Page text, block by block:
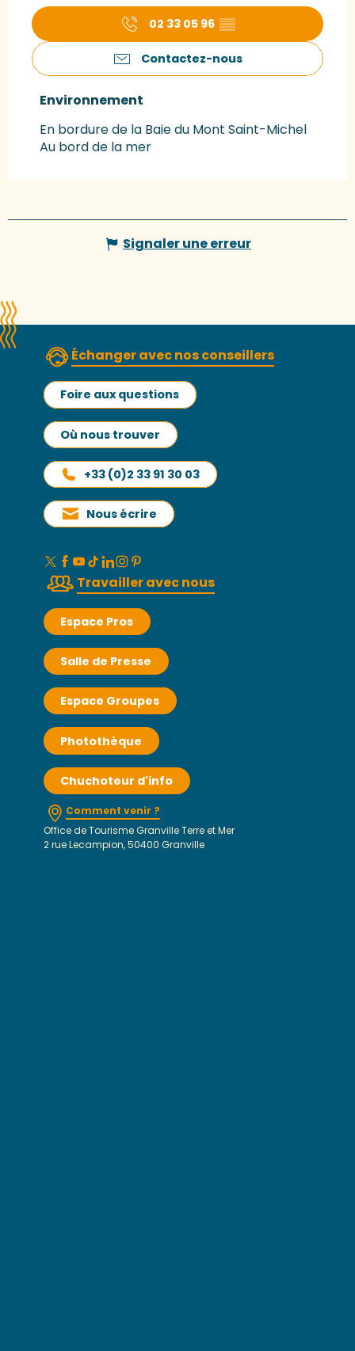
02 33 05 96 ▒▒
Contactez-nous
Environnement
Environnement
En bordure de la Baie du Mont Saint-Michel
Au bord de la mer
Signaler une erreur
Échanger avec nos conseillers
Foire aux questions
Où nous trouver
+33 (0)2 33 91 30 03
Nous écrire
Travailler avec nous
Espace Pros
Salle de Presse
Espace Groupes
Photothèque
Chuchoteur d'info
Comment venir ?
Office de Tourisme Granville Terre et Mer
2 rue Lecampion, 50400 Granville